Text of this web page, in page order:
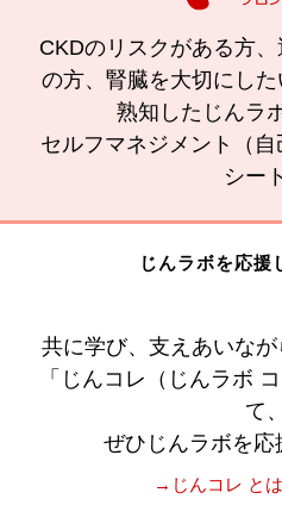
CKDのリスクがある方
の方、腎臓を大切にし
熟知したじんラ
セルフマネジメント（
シー
じんラボを応援
共に学び、支えあいな
「じんコレ（じんラボ
て、
ぜひじんラボを応
→じんコレ とは